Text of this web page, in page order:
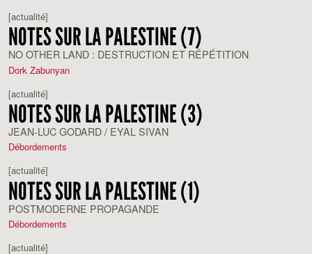
[actualité]
NOTES SUR LA PALESTINE (7)
NO OTHER LAND : DESTRUCTION ET RÉPÉTITION
Dork Zabunyan
[actualité]
NOTES SUR LA PALESTINE (3)
JEAN-LUC GODARD / EYAL SIVAN
Débordements
[actualité]
NOTES SUR LA PALESTINE (1)
POSTMODERNE PROPAGANDE
Débordements
[actualité]